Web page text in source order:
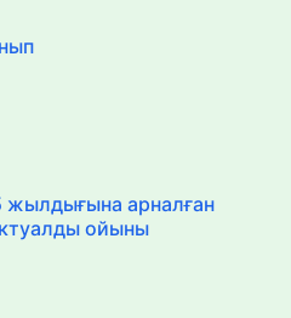
жылдығына арналған
ойыны